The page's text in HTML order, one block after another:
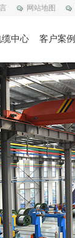
网站地图
缆中心 客户案例